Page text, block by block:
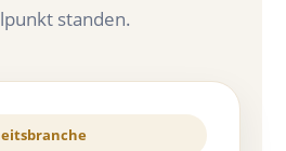
standen.